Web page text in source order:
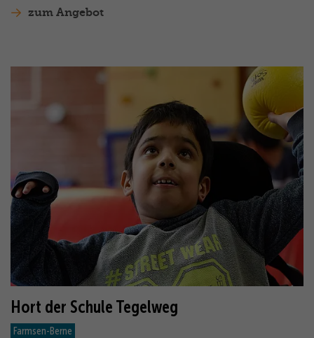
zum Angebot
Hort der Schule Tegelweg
Farmsen-Berne